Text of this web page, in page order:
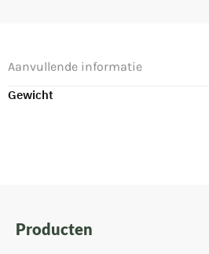
Aanvullende informatie
Gewicht
Producten